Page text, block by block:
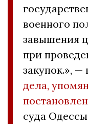
военного
завышения
при
закупок.», —
дела,
суда